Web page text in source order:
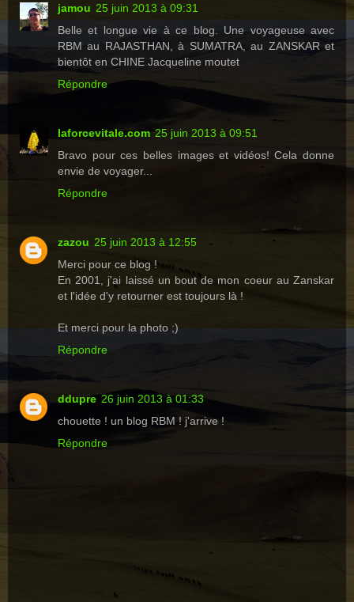
jamou 25 juin 2013 à 09:31
Belle et longue vie à ce blog. Une voyageuse avec
RBM au RAJASTHAN, à SUMATRA, au ZANSKAR et
bientôt en CHINE Jacqueline moutet
Répondre
laforcevitale.com 25 juin 2013 à 09:51
Bravo pour ces belles images et vidéos! Cela donne
envie de voyager...
Répondre
zazou 25 juin 2013 à 12:55
Merci pour ce blog !
En 2001, j'ai laissé un bout de mon coeur au Zanskar
et l'idée d'y retourner est toujours là !
Et merci pour la photo ;)
Répondre
ddupre 26 juin 2013 à 01:33
chouette ! un blog RBM ! j'arrive !
Répondre